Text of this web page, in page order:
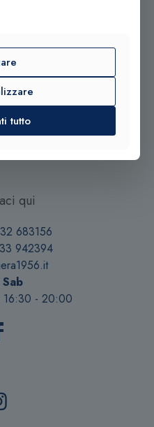
Bandiera
qui
683156
942394
- 20:00
tutto